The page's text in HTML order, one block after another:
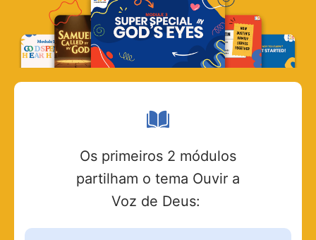
Os primeiros 2 módulos
partilham o tema Ouvir a
Voz de Deus: